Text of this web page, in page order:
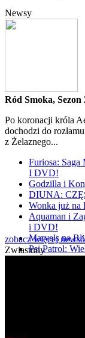
Newsy
Ród Smoka,
Po koronacji króla
dochodzi do
z Żelaznego...
Furiosa:
I DVD!
Godzilla i
DIUNA:
Wonka już
Aquaman i
i DVD!
Marvels na
Psi Patrol:
zobacz więcej
Zwiastuny